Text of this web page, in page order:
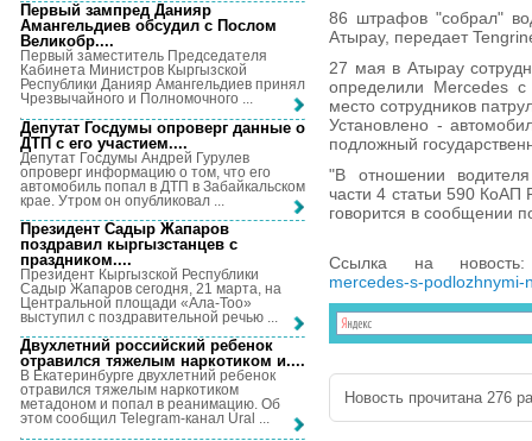
86 штрафов "собрал"
Атырау, передает
27 мая в Атырау
определили Mercedes
место сотрудников
Установлено -
подложный
"В отношении
части 4 статьи 590 КоАП
говорится в сообщении
Ссылка на
mercedes-s-
Новость прочитана 276
Первый зампред Данияр
Амангельдиев обсудил с Послом
Великобр....
Первый заместитель Председателя
Кабинета Министров Кыргызской
Республики Данияр Амангельдиев принял
Чрезвычайного и Полномочного ...
Депутат Госдумы опроверг данные о
ДТП с его участием....
Депутат Госдумы Андрей Гурулев
опроверг информацию о том, что его
автомобиль попал в ДТП в Забайкальском
крае. Утром он опубликовал ...
Президент Садыр Жапаров
поздравил кыргызстанцев с
праздником....
Президент Кыргызской Республики
Садыр Жапаров сегодня, 21 марта, на
Центральной площади «Ала-Тоо»
выступил с поздравительной речью ...
Двухлетний российский ребенок
отравился тяжелым наркотиком и....
В Екатеринбурге двухлетний ребенок
отравился тяжелым наркотиком
метадоном и попал в реанимацию. Об
этом сообщил Telegram-канал Ural ...